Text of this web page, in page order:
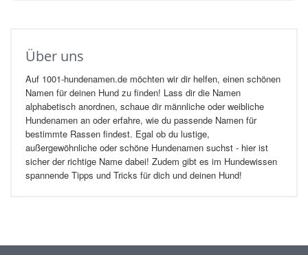
Über uns
Auf 1001-hundenamen.de möchten wir dir helfen, einen schönen
Namen für deinen Hund zu finden! Lass dir die Namen
alphabetisch anordnen, schaue dir männliche oder weibliche
Hundenamen an oder erfahre, wie du passende Namen für
bestimmte Rassen findest. Egal ob du lustige,
außergewöhnliche oder schöne Hundenamen suchst - hier ist
sicher der richtige Name dabei! Zudem gibt es im Hundewissen
spannende Tipps und Tricks für dich und deinen Hund!